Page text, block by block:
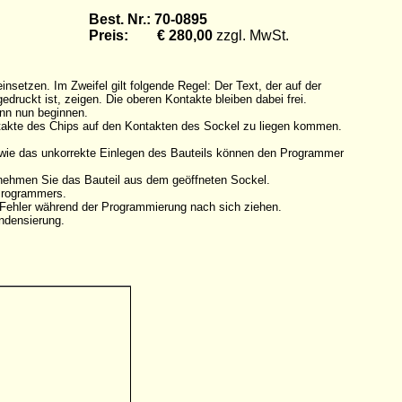
Best. Nr.: 70-0895
Preis: € 280,00 zzgl. MwSt.
Im Zweifel gilt folgende Regel: Der Text, der auf der
ist, zeigen. Die oberen Kontakte bleiben dabei frei.
nun beginnen.
des Chips auf den Kontakten des Sockel zu liegen kommen.
das unkorrekte Einlegen des Bauteils können den Programmer
Sie das Bauteil aus dem geöffneten Sockel.
während der Programmierung nach sich ziehen.